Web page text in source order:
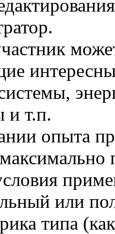
и т.п.
опыта
или
типа